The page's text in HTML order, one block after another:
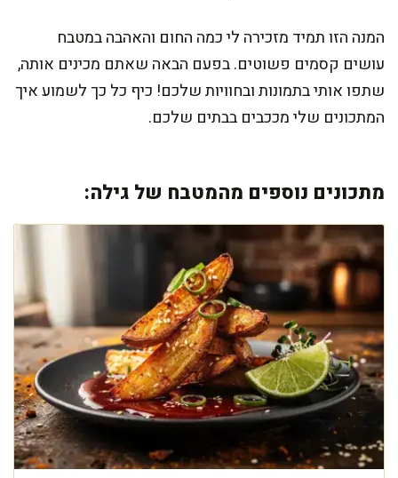
המנה הזו תמיד מזכירה לי כמה החום והאהבה במטבח
עושים קסמים פשוטים. בפעם הבאה שאתם מכינים אותה,
שתפו אותי בתמונות ובחוויות שלכם! כיף כל כך לשמוע איך
המתכונים שלי מככבים בבתים שלכם.
מתכונים נוספים מהמטבח של גילה: